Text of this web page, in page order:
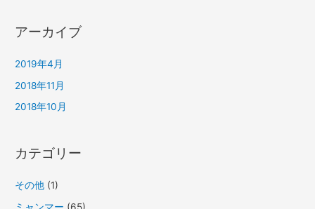
アーカイブ
2019年4月
2018年11月
2018年10月
カテゴリー
その他 (1)
ミャンマー (65)